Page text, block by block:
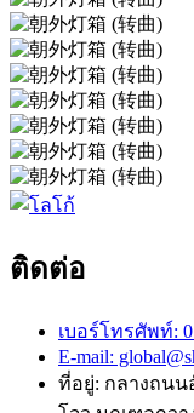
ติดต่อ
เบอร์โทรศัพท์:
E-mail:
ที่อยู่: กลางถนน